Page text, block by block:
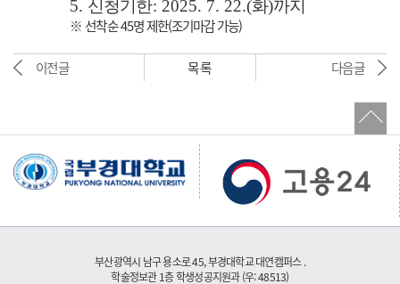
5. 신청기한: 2025. 7. 22.(화)까지
※ 선착순 45명 제한(조기마감 가능)
이전글 목록 다음글
부산광역시 남구 용소로 45, 부경대학교 대연캠퍼스 .
학술정보관 1층 학생성공지원과 (우: 48513)